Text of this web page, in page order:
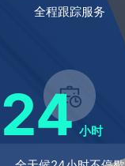
全程跟踪服务
24 小时